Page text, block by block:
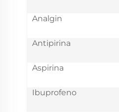
Analgin
Antipirina
Aspirina
Ibuprofeno